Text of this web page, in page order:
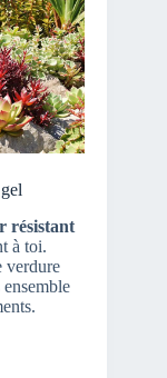
résistant
à toi.
verdure